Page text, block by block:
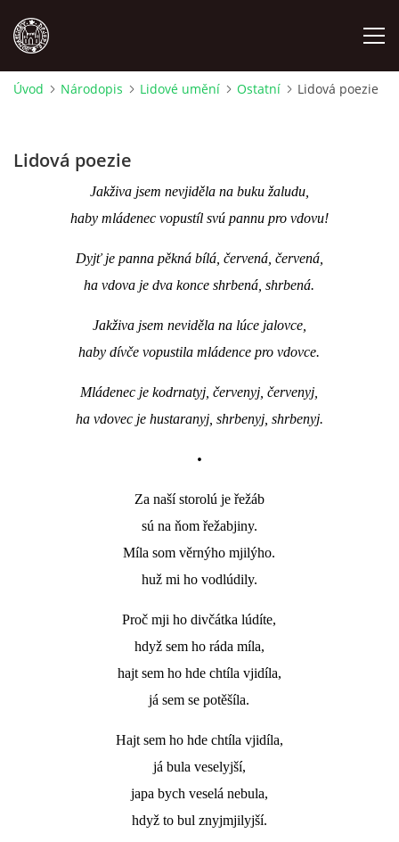
NÁRODOPIS
OSOBNOSTI
Kontakt:
tel. 773 916 275
info@domdej.cz
--------------------------------------------------------------
Tento projekt je realizován za finanční podpory
města Domažlice.
Úvod Národopis Lidové umění Ostatní Lidová poezie
Lidová poezie
Jakživa jsem nevjiděla na buku žaludu,
haby mládenec vopustíl svú pannu pro vdovu!
Dyjť je panna pěkná bílá, červená, červená,
ha vdova je dva konce shrbená, shrbená.
Jakživa jsem neviděla na lúce jalovce,
haby dívče vopustila mládence pro vdovce.
Mládenec je kodrnatyj, červenyj, červenyj,
ha vdovec je hustaranyj, shrbenyj, shrbenyj.
•
Za naší storolú je řežáb
sú na ňom řežabjiny.
Míla som věrnýho mjilýho.
huž mi ho vodlúdily.
Proč mji ho divčátka lúdíte,
hdyž sem ho ráda míla,
hajt sem ho hde chtíla vjidíla,
já sem se potěšíla.
Hajt sem ho hde chtíla vjidíla,
já bula veselyjší,
japa bych veselá nebula,
hdyž to bul znyjmjilyjší.